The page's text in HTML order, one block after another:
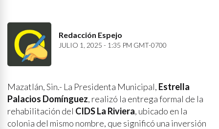
Redacción Espejo
JULIO 1, 2025 - 1:35 PM GMT-0700
Mazatlán, Sin.- La Presidenta Municipal, Estrella
Palacios Domínguez, realizó la entrega formal de la
rehabilitación del CIDS La Riviera, ubicado en la
colonia del mismo nombre, que significó una inversión